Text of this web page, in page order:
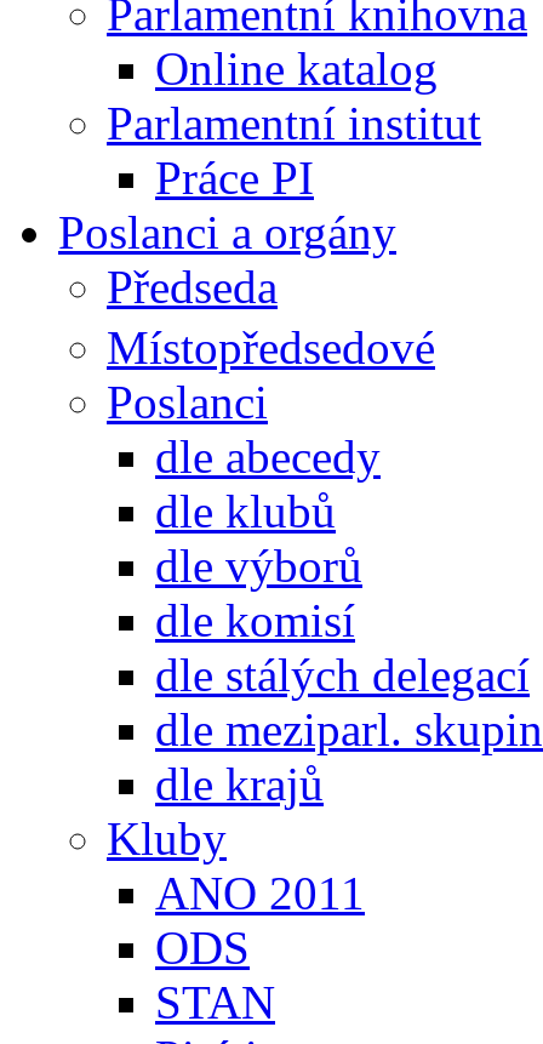
Parlamentní knihovna
Online katalog
Parlamentní institut
Práce PI
Poslanci a orgány
Předseda
Místopředsedové
Poslanci
dle abecedy
dle klubů
dle výborů
dle komisí
dle stálých delegací
dle meziparl. skupin
dle krajů
Kluby
ANO 2011
ODS
STAN